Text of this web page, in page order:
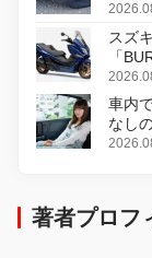
スズ
「
変更
車内
なし
著者プロフ